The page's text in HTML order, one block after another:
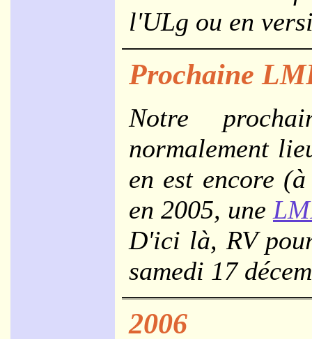
l'ULg ou en
Prochaine
Notre
normalement
en est encore (à
en 2005, une
D'ici là, RV
samedi 17
2006